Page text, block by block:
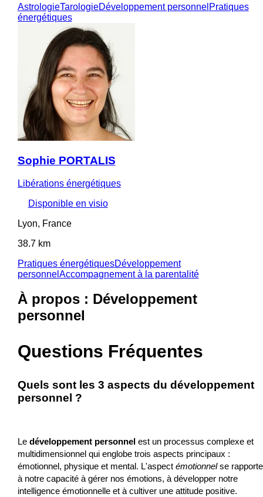
AstrologieTarologieDéveloppement personnel Pratiques
énergétiques
Sophie PORTALIS
Libérations énergétiques
Disponible en visio
Lyon, France
38.7 km
Pratiques énergétiquesDéveloppement
personnel Accompagnement à la parentalité
À propos : Développement
personnel
Questions Fréquentes
Quels sont les 3 aspects du développement
personnel ?
Le développement personnelest un processus complexe et
multidimensionnel qui englobe trois aspects principaux :
émotionnel, physique et mental. L'aspect émotionnelse rapporte
à notre capacité à gérer nos émotions, à développer notre
intelligence émotionnelle et à cultiver une attitude positive.